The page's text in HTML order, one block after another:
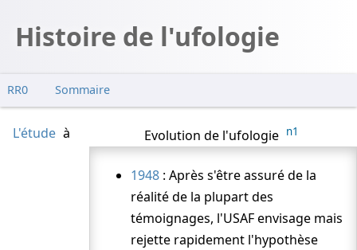
Histoire de l'ufologie
RR0 Sommaire
Evolution de l'ufologie n1
1948 : Après s'être assuré de la
réalité de la plupart des
témoignages, l'USAF envisage mais
rejette rapidement l'hypothèse
L'étude à